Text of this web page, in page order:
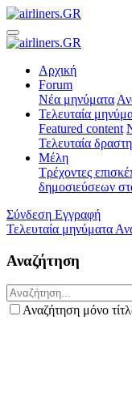
Αρχική
Forum
Νέα μηνύματα
Τελευταία
Featured content
Τελευταία
Μέλη
Τρέχοντες
δημοσιεύσεων
Σύνδεση Εγγραφή
Τελευταία μηνύματα
Αναζήτηση
Αναζήτηση μόνο